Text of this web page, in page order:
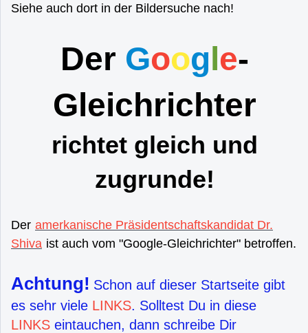
Siehe auch dort in der Bildersuche nach!
Der Google-
Gleichrichter
richtet gleich und
zugrunde!
Der amerkanische Präsidentschaftskandidat Dr.
Shiva ist auch vom "Google-Gleichrichter" betroffen.
Achtung! Schon auf dieser Startseite gibt
es sehr viele LINKS. Solltest Du in diese
LINKS eintauchen, dann schreibe Dir